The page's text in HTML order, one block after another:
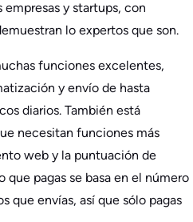
empresas y startups, con
lo expertos que son.
funciones excelentes,
y envío de hasta
diarios. También está
necesitan funciones más
web y la puntuación de
pagas se basa en el número
que envías, así que sólo pagas